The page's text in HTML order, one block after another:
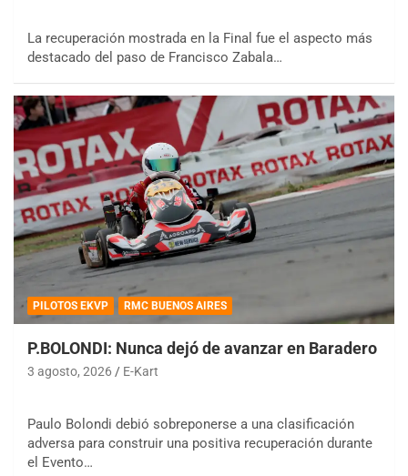
La recuperación mostrada en la Final fue el aspecto más
destacado del paso de Francisco Zabala…
PILOTOS EKVP RMC BUENOS AIRES
P.BOLONDI: Nunca dejó de avanzar en Baradero
3 agosto, 2026 E-Kart
Paulo Bolondi debió sobreponerse a una clasificación
adversa para construir una positiva recuperación durante
el Evento…
COBERTURA ESPECIAL DE E-KART.COM.AR